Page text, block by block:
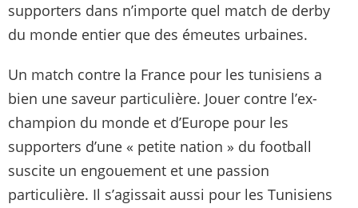
supporters dans n’importe quel match de derby
du monde entier que des émeutes urbaines.
Un match contre la France pour les tunisiens a
bien une saveur particulière. Jouer contre l’ex-
champion du monde et d’Europe pour les
supporters d’une « petite nation » du football
suscite un engouement et une passion
particulière. Il s’agissait aussi pour les Tunisiens